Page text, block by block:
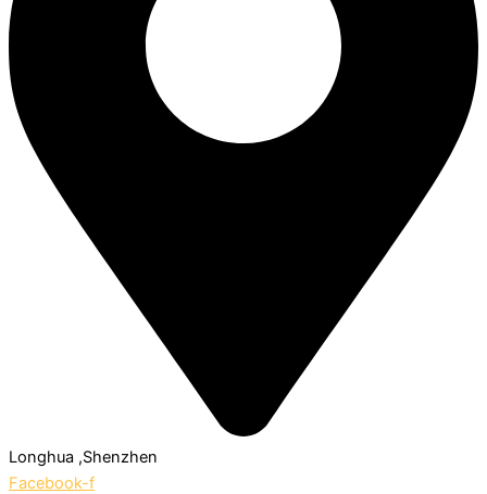
Longhua ,Shenzhen
Facebook-f